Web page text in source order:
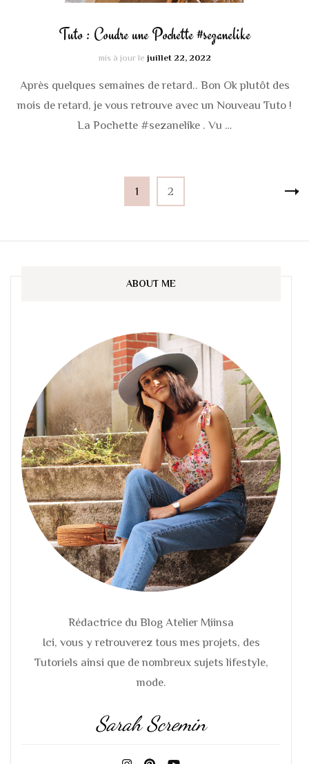
Tuto : Coudre une Pochette #sezanelike
mis à jour le juillet 22, 2022
Après quelques semaines de retard.. Bon Ok plutôt des
mois de retard, je vous retrouve avec un Nouveau Tuto !
La Pochette #sezanelike . Vu …
Page
1 Page
2
ABOUT ME
Rédactrice du Blog Atelier Miinsa
Ici, vous y retrouverez tous mes projets, des
Tutoriels ainsi que de nombreux sujets lifestyle,
mode.
Sarah Scremin